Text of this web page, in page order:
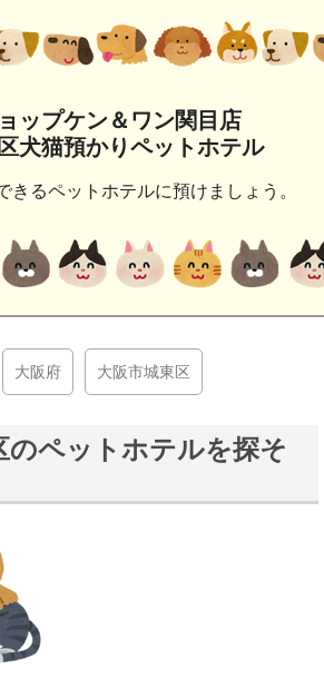
ップケン＆ワン関目店
犬猫預かりペットホテル
きるペットホテルに預けましょう。
大阪府 大阪市城東区
のペットホテルを探そ